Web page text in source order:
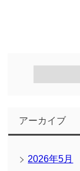
アーカイブ
2026年5月